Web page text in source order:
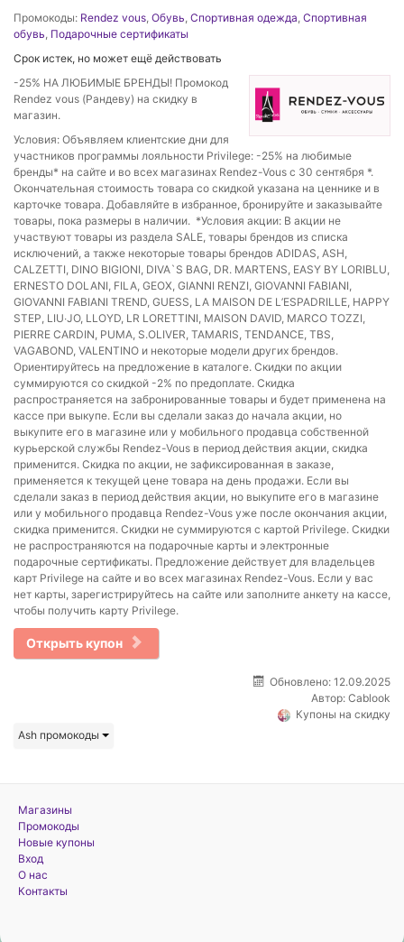
Промокоды: Rendez vous Обувь Спортивная одежда Спортивная
обувь Подарочные сертификаты
Срок истек, но может ещё действовать
-25% НА ЛЮБИМЫЕ БРЕНДЫ! Промокод
Rendez vous (Рандеву) на скидку в
магазин.
Условия: Объявляем клиентские дни для
участников программы лояльности Privilege: -25% на любимые
бренды* на сайте и во всех магазинах Rendez-Vous с 30 сентября *.
Окончательная стоимость товара со скидкой указана на ценнике и в
карточке товара. Добавляйте в избранное, бронируйте и заказывайте
товары, пока размеры в наличии. ​ *Условия акции: В акции не
участвуют товары из раздела SALE, товары брендов из списка
исключений, а также некоторые товары брендов ADIDAS, ASH,
CALZETTI, DINO BIGIONI, DIVA`S BAG, DR. MARTENS, EASY BY LORIBLU,
ERNESTO DOLANI, FILA, GEOX, GIANNI RENZI, GIOVANNI FABIANI,
GIOVANNI FABIANI TREND, GUESS, LA MAISON DE L’ESPADRILLE, HAPPY
STEP, LIU∙JO, LLOYD, LR LORETTINI, MAISON DAVID, MARCO TOZZI,
PIERRE CARDIN, PUMA, S.OLIVER, TAMARIS, TENDANCE, TBS,
VAGABOND, VALENTINO и некоторые модели других брендов.
Ориентируйтесь на предложение в каталоге. Скидки по акции
суммируются со скидкой -2% по предоплате. Скидка
распространяется на забронированные товары и будет применена на
кассе при выкупе. Если вы сделали заказ до начала акции, но
выкупите его в магазине или у мобильного продавца собственной
курьерской службы Rendez-Vous в период действия акции, скидка
применится. Скидка по акции, не зафиксированная в заказе,
применяется к текущей цене товара на день продажи. Если вы
сделали заказ в период действия акции, но выкупите его в магазине
или у мобильного продавца Rendez-Vous уже после окончания акции,
скидка применится. Скидки не суммируются с картой Privilege. Скидки
не распространяются на подарочные карты и электронные
подарочные сертификаты. Предложение действует для владельцев
карт Privilege на сайте и во всех магазинах Rendez-Vous. Если у вас
нет карты, зарегистрируйтесь на сайте или заполните анкету на кассе,
чтобы получить карту Privilege.
Открыть купон
Обновлено: 12.09.2025
Автор: Cablook
Купоны на скидку
Ash промокоды
Магазины
Промокоды
Новые купоны
Вход
О нас
Контакты